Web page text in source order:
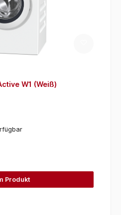
W1 (Weiß)
Produkt